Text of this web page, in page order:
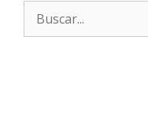
Buscar: